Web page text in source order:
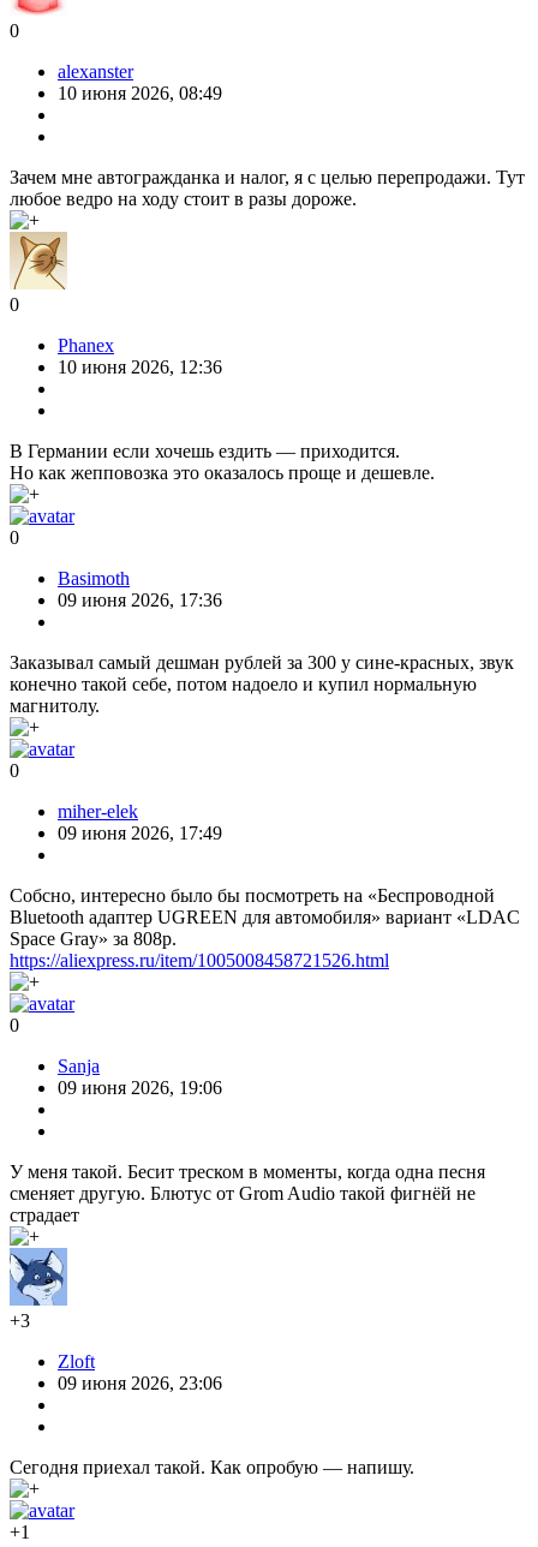
0
alexanster
10 июня 2026, 08:49
Зачем мне автогражданка и налог, я с целью перепродажи. Тут
любое ведро на ходу стоит в разы дороже.
0
Phanex
10 июня 2026, 12:36
В Германии если хочешь ездить — приходится.
Но как жепповозка это оказалось проще и дешевле.
0
Basimoth
09 июня 2026, 17:36
Заказывал самый дешман рублей за 300 у сине-красных, звук
конечно такой себе, потом надоело и купил нормальную
магнитолу.
0
miher-elek
09 июня 2026, 17:49
Собсно, интересно было бы посмотреть на «Беспроводной
Bluetooth адаптер UGREEN для автомобиля» вариант «LDAC
Space Gray» за 808р.
https://aliexpress.ru/item/1005008458721526.html
0
Sanja
09 июня 2026, 19:06
У меня такой. Бесит треском в моменты, когда одна песня
сменяет другую. Блютус от Grom Audio такой фигнёй не
страдает
+3
Zloft
09 июня 2026, 23:06
Сегодня приехал такой. Как опробую — напишу.
+1